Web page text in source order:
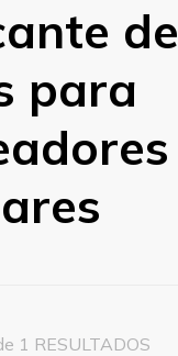
de
para
1 RESULTADOS